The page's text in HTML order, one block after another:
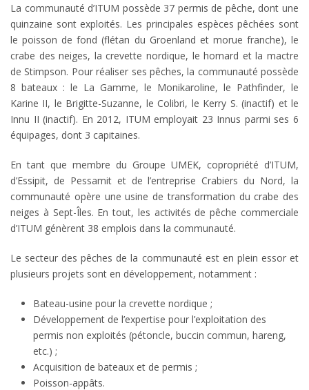
La communauté d’ITUM possède 37 permis de pêche, dont une
quinzaine sont exploités. Les principales espèces pêchées sont
le poisson de fond (flétan du Groenland et morue franche), le
crabe des neiges, la crevette nordique, le homard et la mactre
de Stimpson. Pour réaliser ses pêches, la communauté possède
8 bateaux : le La Gamme, le Monikaroline, le Pathfinder, le
Karine II, le Brigitte-Suzanne, le Colibri, le Kerry S. (inactif) et le
Innu II (inactif). En 2012, ITUM employait 23 Innus parmi ses 6
équipages, dont 3 capitaines.
En tant que membre du Groupe UMEK, copropriété d’ITUM,
d’Essipit, de Pessamit et de l’entreprise Crabiers du Nord, la
communauté opère une usine de transformation du crabe des
neiges à Sept-Îles. En tout, les activités de pêche commerciale
d’ITUM génèrent 38 emplois dans la communauté.
Le secteur des pêches de la communauté est en plein essor et
plusieurs projets sont en développement, notamment :
Bateau-usine pour la crevette nordique ;
Développement de l’expertise pour l’exploitation des
permis non exploités (pétoncle, buccin commun, hareng,
etc.) ;
Acquisition de bateaux et de permis ;
Poisson-appâts.